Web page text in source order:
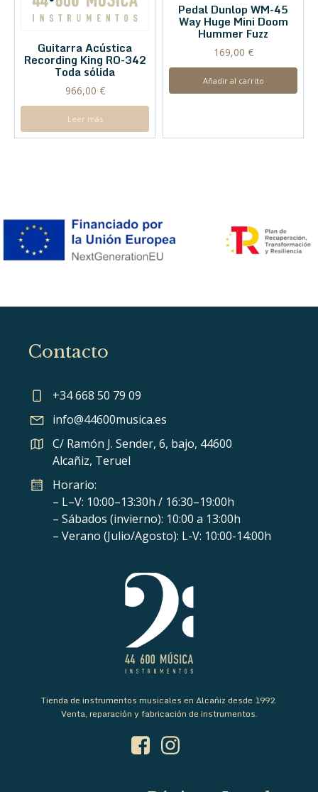
Guitarra Acústica
Recording King RO-342
Toda sólida
966,00 €
Leer más
Pedal Dunlop WM-45
Way Huge Mini Doom
Hummer Fuzz
169,00 €
Añadir al carrito
Contacto
+34 668 50 79 09
info@44600musica.es
C/ Ramón J. Sender, 6, bajo, 44600
Alcañiz, Teruel
Horario:
– L–V: 10:00–13:30h / 16:30–19:00h
– Sábados (invierno): 10:00 a 13:00h
– Verano (Julio/Agosto): L-V: 10:00-14:00h
Tienda de instrumentos musicales en Alcañiz desde 1992.
Venta, reparación y fabricación de instrumentos.